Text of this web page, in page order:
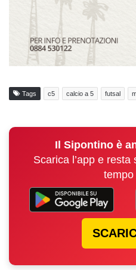
Tags c5 calcio a 5 futsal
Il Sipontino è
Scarica l’app e
tempo